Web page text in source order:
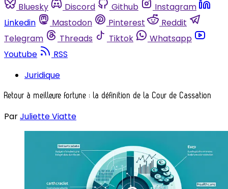
Bluesky
Discord Github
Instagram
Linkedin
Mastodon Pinterest
Reddit
Telegram
Threads Tiktok
Whatsapp
Youtube
RSS
Juridique
Retour à meilleure fortune : la définition de la Cour de Cassation
ParJuliette Viatte